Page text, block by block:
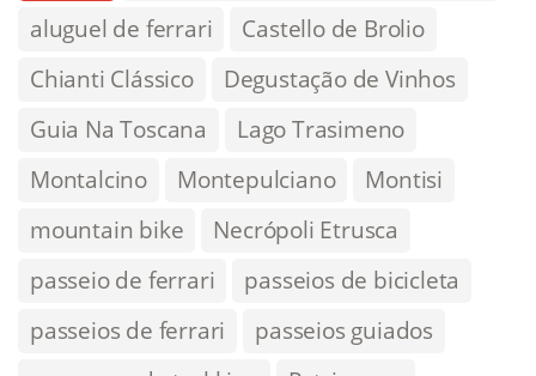
aluguel de ferrari
Castello de Brolio
Chianti Clássico
Degustação de Vinhos
Guia Na Toscana
Lago Trasimeno
Montalcino
Montepulciano
Montisi
mountain bike
Necrópoli Etrusca
passeio de ferrari
passeios de bicicleta
passeios de ferrari
passeios guiados